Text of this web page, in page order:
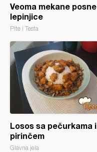
Veoma mekane posne
lepinjice
Pite i Testa
Losos sa pečurkama i
pirinčem
Glavna jela